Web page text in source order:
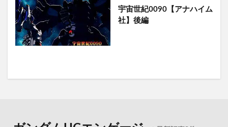
宇宙世紀0090【アナハイム
社】後編